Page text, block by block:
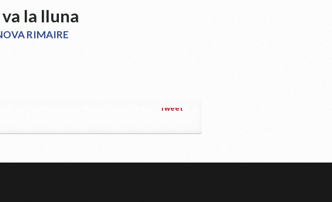
la lluna
RIMAIRE
Tweet